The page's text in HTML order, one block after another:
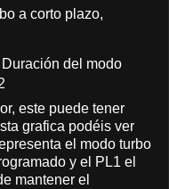
a corto plazo,
del modo
este puede tener
grafica podéis ver
el modo turbo
y el PL1 el
mantener el